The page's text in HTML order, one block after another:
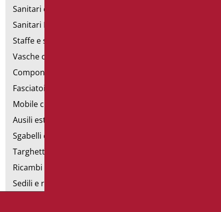
Sanitari d'emergenza
Sanitari Inox
Staffe e sostegni per cartongesso
Vasche con sportello
Componibili corrimano
Fasciatoi
Mobile con poltrona
Ausili estraibili
Sgabelli doccia
Targhette bagno
Ricambi e minuteria
Sedili e rialzi WC